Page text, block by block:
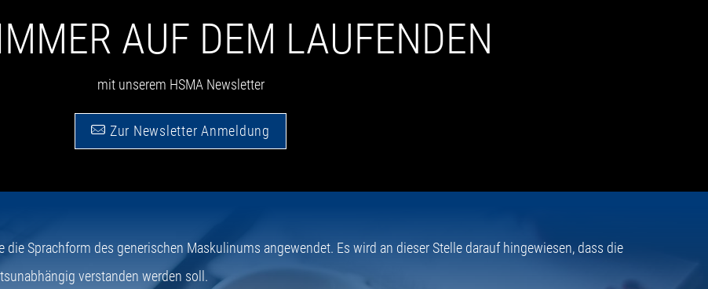
AUF DEM LAUFENDEN
mit unserem HSMA Newsletter
Zur Newsletter Anmeldung
Sprachform des generischen Maskulinums angewendet. Es wird an dieser Stelle darauf hingewiesen, dass die
verstanden werden soll.